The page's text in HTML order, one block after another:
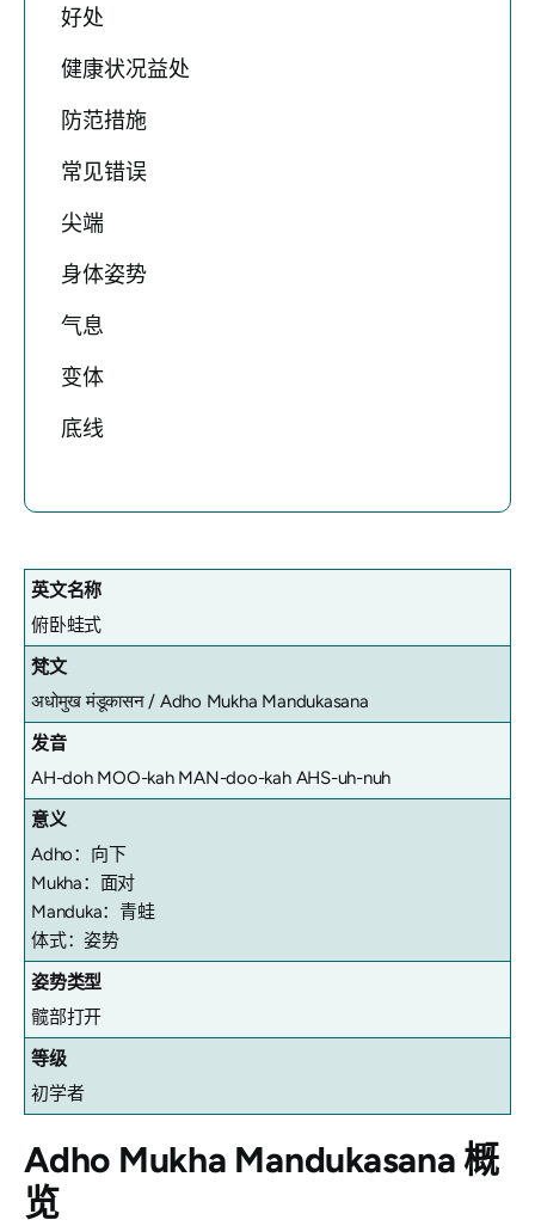
好处
健康状况益处
防范措施
常见错误
尖端
身体姿势
气息
变体
底线
英文名称
俯卧蛙式
梵文
अधोमुख मंडूकासन / Adho Mukha Mandukasana
发音
AH-doh MOO-kah MAN-doo-kah AHS-uh-nuh
意义
Adho：向下
Mukha：面对
Manduka：青蛙
体式：姿势
姿势类型
髋部打开
等级
初学者
Adho Mukha Mandukasana 概
览